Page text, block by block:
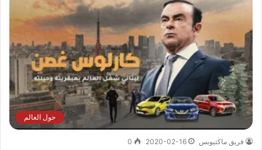
حول العالم
فريق ماكتيوبس 2020-02-16
0